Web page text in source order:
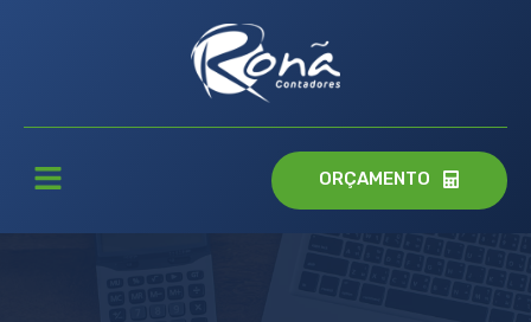
ORÇAMENTO